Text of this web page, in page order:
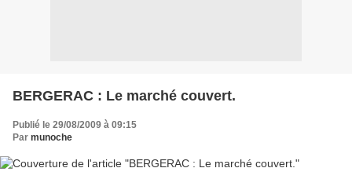
BERGERAC : Le marché couvert.
Publié le 29/08/2009 à 09:15
Par munoche